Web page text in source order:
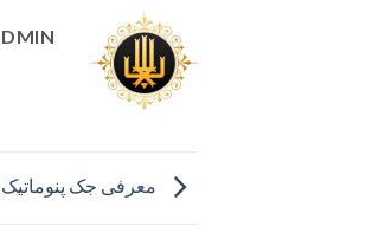
معرفی جک پنوماتیک